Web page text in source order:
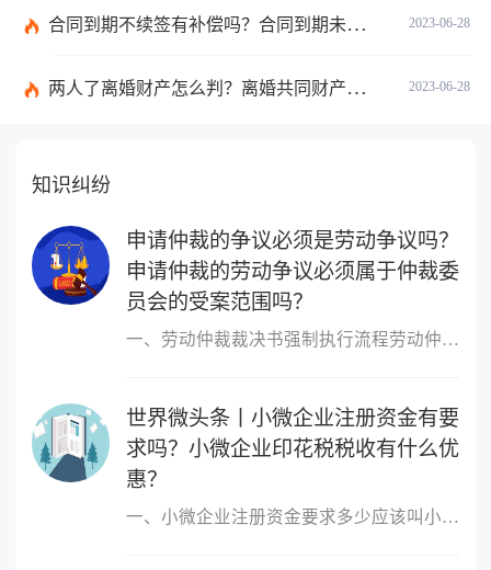
2023-06-28
合同到期不续签有补偿吗？合同到期未提前30天通知怎么赔偿？ 当前速看
2023-06-28
两人了离婚财产怎么判？离婚共同财产有哪些？_焦点快报
知识纠纷
申请仲裁的争议必须是劳动争议吗？
申请仲裁的劳动争议必须属于仲裁委
员会的受案范围吗？
一、劳动仲裁裁决书强制执行流程劳动仲裁裁决书强制执行流程如下：1
世界微头条丨小微企业注册资金有要
求吗？小微企业印花税税收有什么优
惠？
一、小微企业注册资金要求多少应该叫小微企业，小微企业的概念跟注